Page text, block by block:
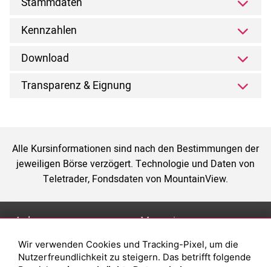
Kennzahlen
Download
Transparenz & Eignung
Alle Kursinformationen sind nach den Bestimmungen der
jeweiligen Börse verzögert. Technologie und Daten von
Teletrader, Fondsdaten von MountainView.
Anlage
Depot eröffnen
Magazin
Was sind sind ETFs?
Wir verwenden Cookies und Tracking-Pixel, um die
Nutzerfreundlichkeit zu steigern. Das betrifft folgende